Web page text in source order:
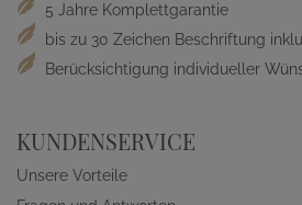
5 Jahre Komplettgarantie
bis zu 30 Zeichen Beschriftung
Berücksichtigung individueller
KUNDENSERVICE
Unsere Vorteile